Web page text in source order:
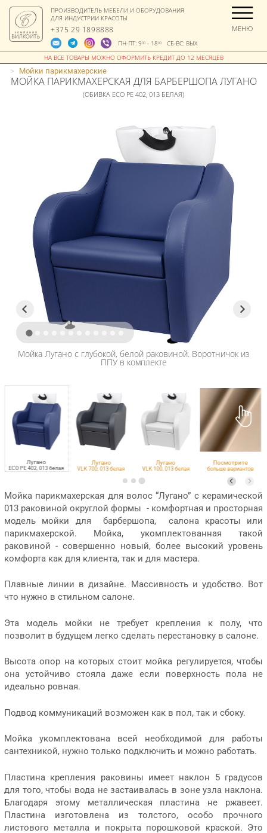
ПРОИЗВОДИТЕЛЬ МЕБЕЛИ И ОБОРУДОВАНИЯ
ДЛЯ ИНДУСТРИИ КРАСОТЫ
+375 29 1898888
ПН-ПТ: 900- 1800СБ-ВС: ВЫХ
МЕНЮ
> Мойки парикмахерские
МОЙКА ПАРИКМАХЕРСКАЯ ДЛЯ БАРБЕРШОПА ЛУГАНО
(ОБИВКА ECO PE 402, 013 БЕЛАЯ)
Лугано
ECO PE 402, 013 белая
Лугано
VLK 700, 013 белая
Лугано
VLK 100, 013 белая
Посмотрите
больше вариантов
Мойка Лугано с глубокой, белой раковиной. Воротничок из
ППУ в комплекте
Мойка парикмахерская для волос “Лугано” с керамической
013 раковиной округлой формы - комфортная и просторная
модель мойки для барбершопа, салона красоты или
парикмахерской. Мойка, укомплектованная такой
раковиной - совершенно новый, более высокий уровень
комфорта как для клиента, так и для мастера.
Плавные линии в дизайне. Массивность и удобство. Вот
что нужно в стильном салоне.
Эта модель мойки не требует крепления к полу, что
позволит в будущем легко сделать перестановку в салоне.
Высота опор на которых стоит мойка регулируется, чтобы
она устойчиво стояла даже если поверхность пола не
идеально ровная.
Подвод коммуникаций возможен как в пол, так и сбоку.
Мойка укомплектована всей необходимой для работы
сантехникой, нужно только подключить и можно работать.
Пластина крепления раковины имеет наклон 5 градусов
для того, чтобы вода не застаивалась в зоне узла наклона.
Благодаря этому металлическая пластина не ржавеет.
Пластина изготовлена из толстого, особо прочного
листового металла и покрыта порошковой краской. Это